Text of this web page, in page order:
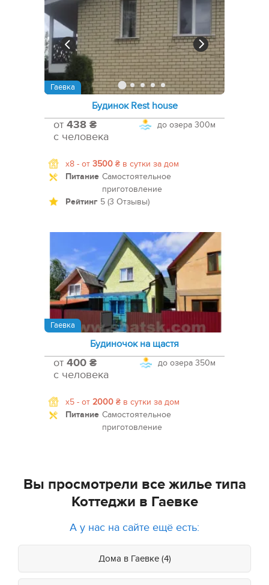
Гаевка
Будинок Rest house
до озера 300м
от 438 ₴
с человека
x8 - от 3500 ₴ в сутки за дом
Питание Самостоятельное
приготовление
Рейтинг 5 (3 Отзывы)
Гаевка
Будиночок на щастя
до озера 350м
от 400 ₴
с человека
x5 - от 2000 ₴ в сутки за дом
Питание Самостоятельное
приготовление
Вы просмотрели все жилье типа
Коттеджи в Гаевке
А у нас на сайте ещё есть:
Дома в Гаевке (4)